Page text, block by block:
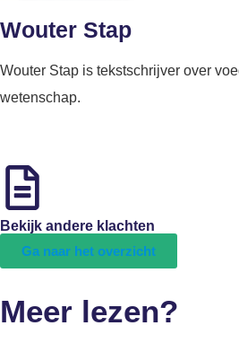
Wouter Stap
Wouter Stap is tekstschrijver over
wetenschap.
Bekijk andere klachten
Ga naar het overzicht
Meer lezen?